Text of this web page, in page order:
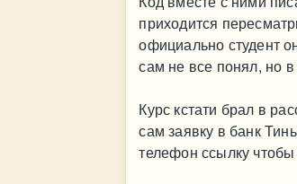
приходится
официально студент
сам не все понял, но
Курс кстати брал в
сам заявку в банк
телефон ссылку